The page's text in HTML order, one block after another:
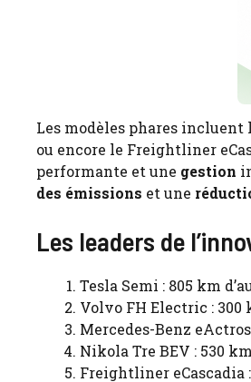
Les modèles phares incluent
ou encore le Freightliner
performante et une gestion
des émissions et une
Les leaders de
Tesla Semi : 805 km
Volvo FH Electric : 300
Mercedes-Benz
Nikola Tre BEV : 530
Freightliner eCascadia